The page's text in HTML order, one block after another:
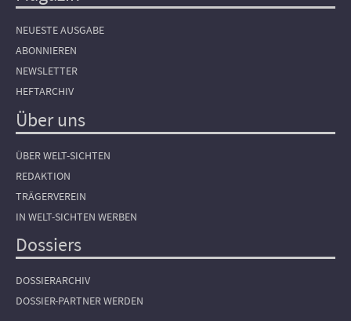
NEUESTE AUSGABE
ABONNIEREN
NEWSLETTER
HEFTARCHIV
Über uns
ÜBER WELT-SICHTEN
REDAKTION
TRÄGERVEREIN
IN WELT-SICHTEN WERBEN
Dossiers
DOSSIERARCHIV
DOSSIER-PARTNER WERDEN